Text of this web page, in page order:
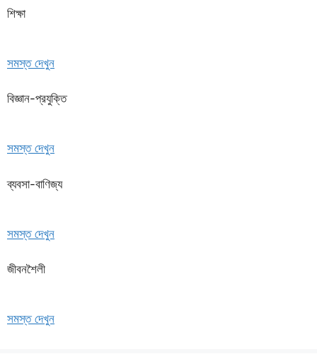
শিক্ষা
সমস্ত দেখুন
বিজ্ঞান-প্রযুক্তি
সমস্ত দেখুন
ব্যবসা-বাণিজ্য
সমস্ত দেখুন
জীবনশৈলী
সমস্ত দেখুন